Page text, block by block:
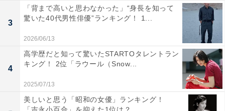
1位：菅田将暉
3
「背まで高いと思わなかった」“身長を知って
驚いた40代男性俳優”ランキング！ 1...
2026/06/13
4
高学歴だと知って驚いたSTARTOタレントラン
キング！ 2位「ラウール（Snow...
2025/07/13
美しいと思う「昭和の女優」ランキング！